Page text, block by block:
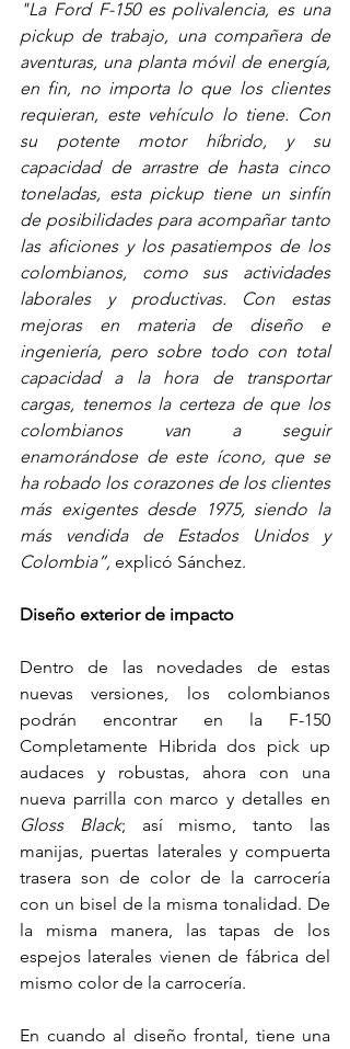
"La Ford F-150 es polivalencia, es una
pickup de trabajo, una compañera de
aventuras, una planta móvil de energía,
en fin, no importa lo que los clientes
requieran, este vehículo lo tiene. Con
su potente motor híbrido, y su
capacidad de arrastre de hasta cinco
toneladas, esta pickup tiene un sinfín
de posibilidades para acompañar tanto
las aficiones y los pasatiempos de los
colombianos, como sus actividades
laborales y productivas. Con estas
mejoras en materia de diseño e
ingeniería, pero sobre todo con total
capacidad a la hora de transportar
cargas, tenemos la certeza de que los
colombianos van a seguir
enamorándose de este ícono, que se
ha robado los corazones de los clientes
más exigentes desde 1975, siendo la
más vendida de Estados Unidos y
Colombia”, explicó Sánchez.
Diseño exterior de impacto
Dentro de las novedades de estas
nuevas versiones, los colombianos
podrán encontrar en la F-150
Completamente Hibrida dos pick up
audaces y robustas, ahora con una
Gloss Black; así mismo, tanto las
manijas, puertas laterales y compuerta
trasera son de color de la carrocería
con un bisel de la misma tonalidad. De
la misma manera, las tapas de los
espejos laterales vienen de fábrica del
mismo color de la carrocería.
En cuando al diseño frontal, tiene una